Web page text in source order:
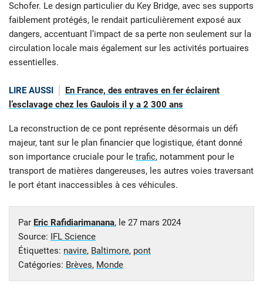
Schofer. Le design particulier du Key Bridge, avec ses supports
faiblement protégés, le rendait particulièrement exposé aux
dangers, accentuant l’impact de sa perte non seulement sur la
circulation locale mais également sur les activités portuaires
essentielles.
LIRE AUSSI
En France, des entraves en fer éclairent
l’esclavage chez les Gaulois il y a 2 300 ans
La reconstruction de ce pont représente désormais un défi
majeur, tant sur le plan financier que logistique, étant donné
son importance cruciale pour le trafic, notamment pour le
transport de matières dangereuses, les autres voies traversant
le port étant inaccessibles à ces véhicules.
Par Eric Rafidiarimanana, le 27 mars 2024
Source: IFL Science
Étiquettes: navire, Baltimore, pont
Catégories: Brèves, Monde